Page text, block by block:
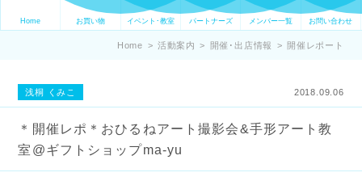
Home お買い物 イベント･教室 パートナーズ メンバー一覧 お問い合わせ
Home > 活動案内 > 開催･出店情報 > 開催レポート
浅桐 くみこ 2018.09.06
＊開催レポ＊おひるねアート撮影会&手形アート教
室@ギフトショップma-yu